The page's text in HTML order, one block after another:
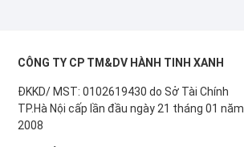
CÔNG TY CP TM&DV HÀNH TINH XANH
ĐKKD/ MST: 0102619430 do Sở Tài Chính
TP.Hà Nội cấp lần đầu ngày 21 tháng 01 năm
2008